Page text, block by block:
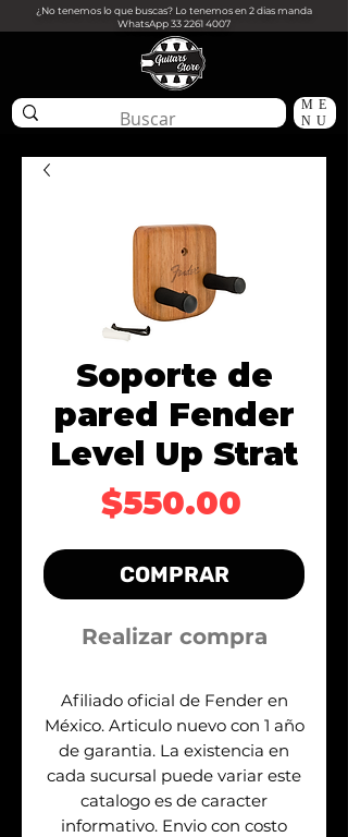
¿No tenemos lo que buscas? Lo tenemos en 2 dias manda
WhatsApp33 2261 4007
ME
NU
Soporte de
pared Fender
Level Up Strat
$550.00
COMPRAR
Realizar compra
Afiliado oficial de Fender en
México. Articulo nuevo con 1 año
de garantia. La existencia en
cada sucursal puede variar este
catalogo es de caracter
informativo. Envio con costo